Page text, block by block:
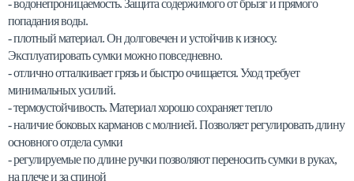
- водонепроницаемость. Защита содержимого от брызг и прямого
попадания воды.
- плотный материал. Он долговечен и устойчив к износу.
Эксплуатировать сумки можно повседневно.
- отлично отталкивает грязь и быстро очищается. Уход требует
минимальных усилий.
- термоустойчивость. Материал хорошо сохраняет тепло
- наличие боковых карманов с молнией. Позволяет регулировать длину
основного отдела сумки
- регулируемые по длине ручки позволяют переносить сумки в руках,
на плече и за спиной